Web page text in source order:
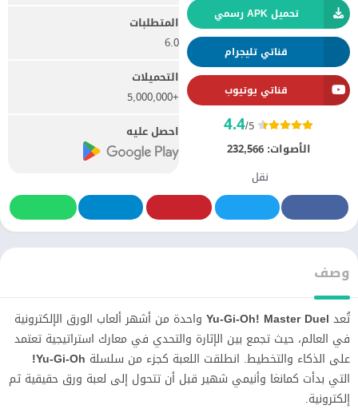
تحميل APK رسمي
قناتي تليجرام
قناتي يوتيوب
4.4/5
الأصوات:232,566
نقل
المتطلبات
6.0
التحميلات
+5,000,000
احصل عليه
وصف
تُعد Yu-Gi-Oh! Master Duel واحدة من أشهر ألعاب الورق الإلكترونية
في العالم، حيث تجمع بين الإثارة والتحدي في معارك استراتيجية تعتمد
على الذكاء والتخطيط. انطلقت اللعبة كجزء من سلسلة Yu-Gi-Oh!
التي بدأت كمانغا وأنيمي شهير قبل أن تتحول إلى لعبة ورق حقيقية ثم
إلكترونية.